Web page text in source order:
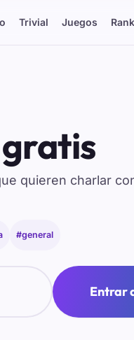
Trivial Juegos
quieren charlar
#general
Entrar